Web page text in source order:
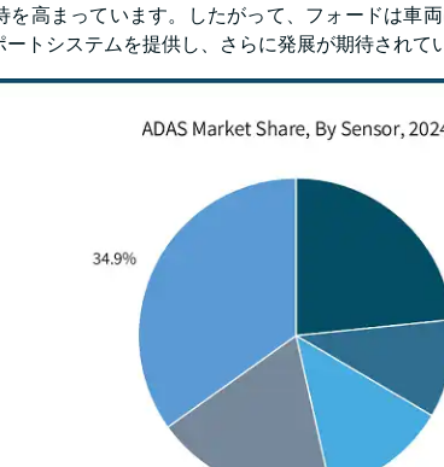
を高まっています。したがって、フォードは車
トシステムを提供し、さらに発展が期待されて